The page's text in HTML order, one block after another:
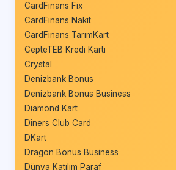
CardFinans Fix
CardFinans Nakit
CardFinans TarımKart
CepteTEB Kredi Kartı
Crystal
Denizbank Bonus
Denizbank Bonus Business
Diamond Kart
Diners Club Card
DKart
Dragon Bonus Business
Dünya Katılım Paraf